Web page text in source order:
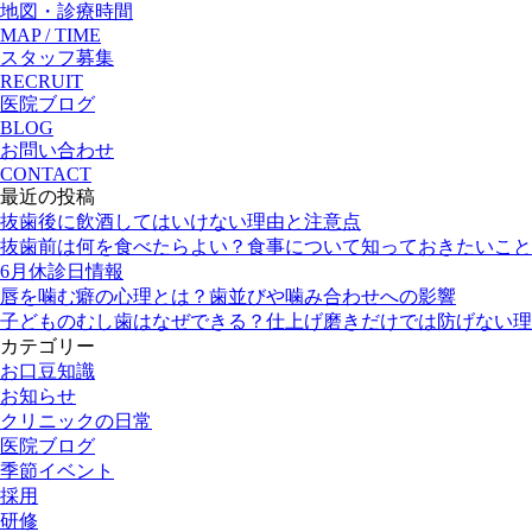
地図・診療時間
MAP / TIME
スタッフ募集
RECRUIT
医院ブログ
BLOG
お問い合わせ
CONTACT
最近の投稿
抜歯後に飲酒してはいけない理由と注意点
抜歯前は何を食べたらよい？食事について知っておきたいこと
6月休診日情報
唇を噛む癖の心理とは？歯並びや噛み合わせへの影響
子どものむし歯はなぜできる？仕上げ磨きだけでは防げない
カテゴリー
お口豆知識
お知らせ
クリニックの日常
医院ブログ
季節イベント
採用
研修